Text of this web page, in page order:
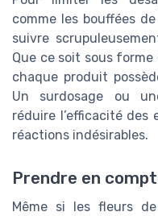
comme les bouffées
suivre
Que ce soit sous forme
chaque produit
Un surdosage ou
réduire l’efficacité des
réactions indésirables.
Prendre en
Même si les fleurs